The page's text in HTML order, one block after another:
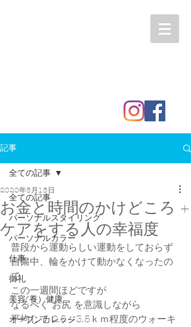
記事
全ての記事
パーソナルスタイリング
パーソナルカラー
仕事
御礼
美容(養）健康
オープンカレッジ
全ての記事
お金と時間のかけどころ +
ケアをする人の幸福度
2020年5月15日
普段から運動らしい運動をしておらず
自粛中、輪をかけて動かなくなったの
で
この一週間ほどですが
なるべく お尻 を意識しながら
平均して 2.5～3.5ｋｍ程度のウォーキ